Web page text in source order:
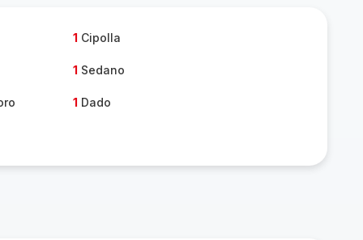
1 Cipolla
1 Sedano
1 Dado